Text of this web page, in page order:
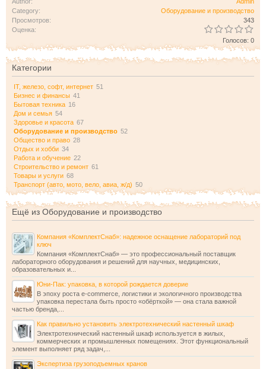
Category:
Оборудование и производство
Просмотров:
343
Оценка:
Голосов: 0
Категории
IT, железо, софт, интернет 51
Бизнес и финансы 41
Бытовая техника 16
Дом и семья 54
Здоровье и красота 67
Оборудование и производство 52
Общество и право 28
Отдых и хобби 34
Работа и обучение 22
Строительство и ремонт 61
Товары и услуги 68
Транспорт (авто, мото, вело, авиа, ж/д) 50
Ещё из Оборудование и производство
Компания «КомплектСнаб»: надежное оснащение лабораторий под
ключ
Компания «КомплектСнаб» — это профессиональный поставщик
лабораторного оборудования и решений для научных, медицинских,
образовательных и...
Юни-Пак: упаковка, в которой рождается доверие
В эпоху роста e-commerce, логистики и экологичного производства
упаковка перестала быть просто «обёрткой» — она стала важной
частью бренда,...
Как правильно установить электротехнический настенный шкаф
Электротехнический настенный шкаф используется в жилых,
коммерческих и промышленных помещениях. Этот функциональный
элемент выполняет ряд задач,...
Экспертиза грузоподъемных кранов